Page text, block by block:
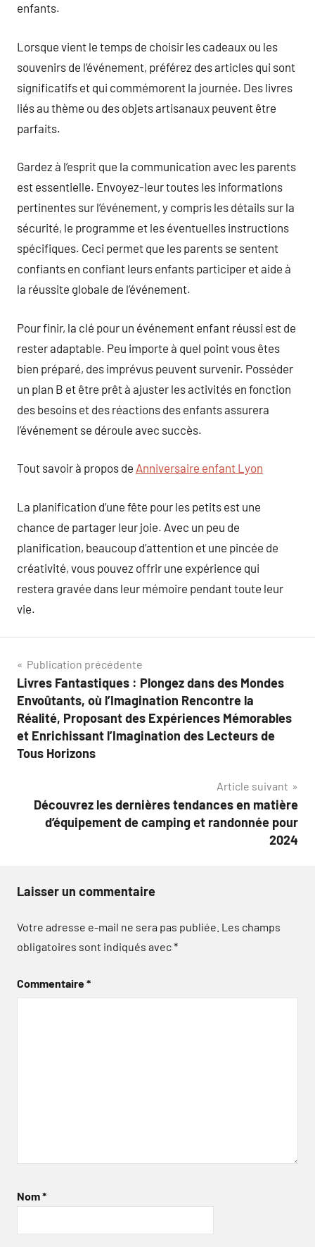
enfants.
Lorsque vient le temps de choisir les cadeaux ou les
souvenirs de l’événement, préférez des articles qui sont
significatifs et qui commémorent la journée. Des livres
liés au thème ou des objets artisanaux peuvent être
parfaits.
Gardez à l’esprit que la communication avec les parents
est essentielle. Envoyez-leur toutes les informations
pertinentes sur l’événement, y compris les détails sur la
sécurité, le programme et les éventuelles instructions
spécifiques. Ceci permet que les parents se sentent
confiants en confiant leurs enfants participer et aide à
la réussite globale de l’événement.
Pour finir, la clé pour un événement enfant réussi est de
rester adaptable. Peu importe à quel point vous êtes
bien préparé, des imprévus peuvent survenir. Posséder
un plan B et être prêt à ajuster les activités en fonction
des besoins et des réactions des enfants assurera
l’événement se déroule avec succès.
Tout savoir à propos de Anniversaire enfant Lyon
La planification d’une fête pour les petits est une
chance de partager leur joie. Avec un peu de
planification, beaucoup d’attention et une pincée de
créativité, vous pouvez offrir une expérience qui
restera gravée dans leur mémoire pendant toute leur
vie.
Navigation
de
l’article
Publication précédente
Livres Fantastiques : Plongez dans des Mondes
Envoûtants, où l’Imagination Rencontre la
Réalité, Proposant des Expériences Mémorables
et Enrichissant l’Imagination des Lecteurs de
Tous Horizons
Article suivant
Découvrez les dernières tendances en matière
d’équipement de camping et randonnée pour
2024
Laisser un commentaire
Votre adresse e-mail ne sera pas publiée. Les champs
obligatoires sont indiqués avec*
Commentaire*
Nom*